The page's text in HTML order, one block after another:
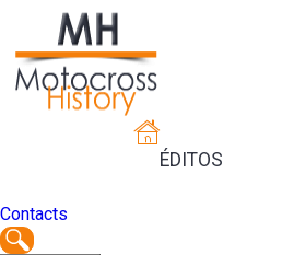
ÉDITOS
Contacts